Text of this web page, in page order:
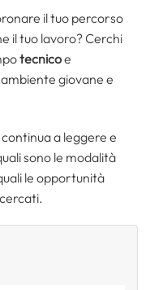
il tuo percorso
il tuo lavoro? Cerchi
tecnicoe
giovane e
a leggere e
sono le modalità
le opportunità